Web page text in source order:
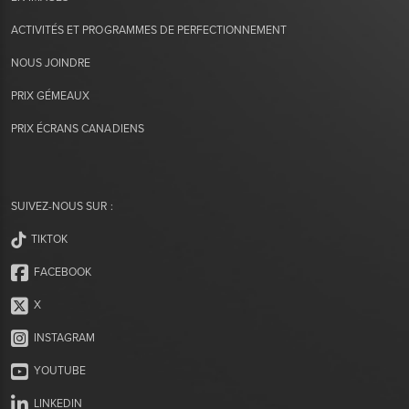
ACTIVITÉS ET PROGRAMMES DE PERFECTIONNEMENT
NOUS JOINDRE
PRIX GÉMEAUX
PRIX ÉCRANS CANADIENS
SUIVEZ-NOUS SUR :
TIKTOK
FACEBOOK
X
INSTAGRAM
YOUTUBE
LINKEDIN